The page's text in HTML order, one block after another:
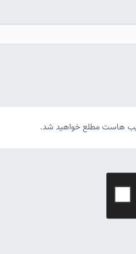
سیب هاست مطلع خواهید شد.